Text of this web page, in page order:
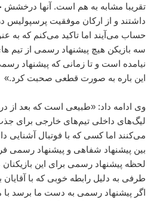
تقریبا مشابه به هم است. آنها درخشش
داشتند و از ارکان موفقیت
حساب می‌آیند اما تاکید می‌کنم که به
سه بازیکن هیچ پیشنهاد رسمی از تیم
نیامده است و تا زمانی که پیشنهاد
این باره به صورت قطعی صحبت کرد.»
وی ادامه داد: «طبیعی است که بعد از
لیگ‌های داخلی تیم‌های خارجی برای جذب
می‌کنند اما کسی که با فوتبال آشنایی
بین پیشنهاد شفاهی و پیشنهاد رسمی
لحظه پیشنهاد رسمی برای این بازیکنان
طرفی به دلیل رابطه خوبی که با آقایان
اگر پیشنهاد رسمی به دست ما برسد با